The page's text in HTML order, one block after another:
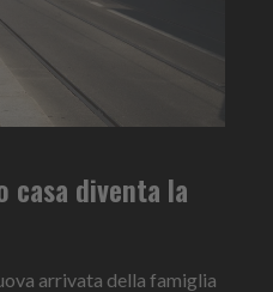
casa diventa la
arrivata della famiglia